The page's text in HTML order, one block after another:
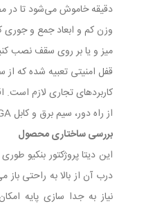
دقیقه خاموش می‌شود تا در
وزن کم و ابعاد جمع و جوری
میز و یا بر روی سقف نصب
قفل امنیتی تعبیه شده که
کاربرد‌های تجاری لازم است.
از راه دور، سیم برق و کابل VGA است.
بررسی ساختاری محصول
این دیتا پروژکتور بنکیو
درب آن از بالا به راحتی
نیاز به جدا سازی پایه